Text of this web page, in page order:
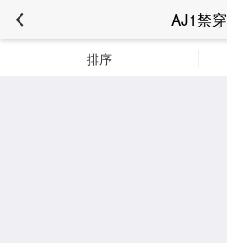
AJ1禁穿
排序